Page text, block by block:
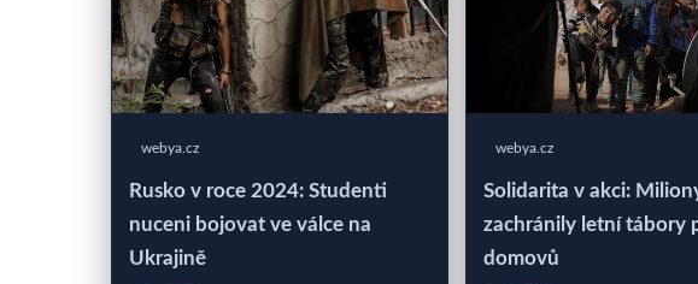
webya.cz
Rusko v roce 2024: Studenti
nuceni bojovat ve válce na
Ukrajině
webya.cz
Solidarita v akci:
zachránily letní tábory
domovů